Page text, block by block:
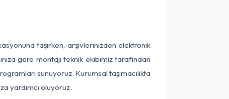
taşırken, arşivlerinizden elektronik
göre montajı teknik ekibimiz tarafından
sunuyoruz. Kurumsal taşımacılıkta
yardımcı oluyoruz.